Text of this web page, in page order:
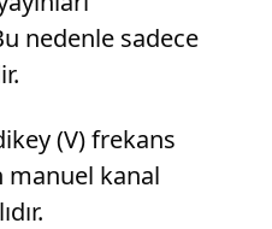
nedenle sadece
(V) frekans
manuel kanal